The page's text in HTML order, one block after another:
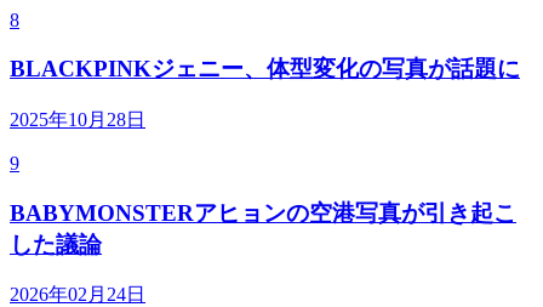
8
BLACKPINKジェニー、体型変化の写真が話題に
2025年10月28日
9
BABYMONSTERアヒョンの空港写真が引き起こ
した議論
2026年02月24日